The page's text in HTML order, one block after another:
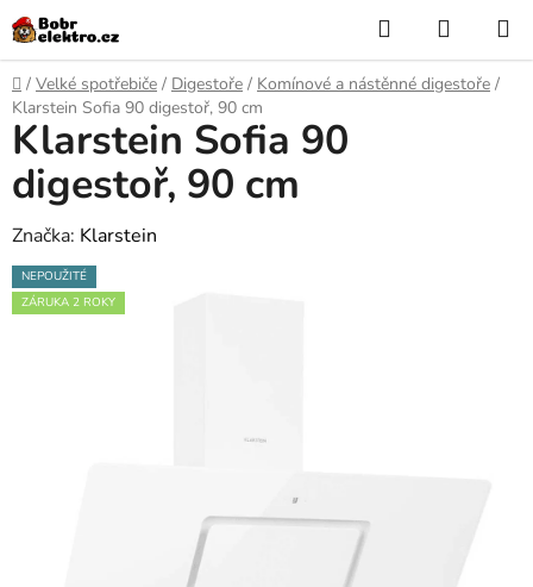
Přejít
na
obsah
Hledat
KOŠÍK
Domů
/ Velké spotřebiče / Digestoře / Komínové a nástěnné digestoře /
Klarstein Sofia 90 digestoř, 90 cm
Klarstein Sofia 90
digestoř, 90 cm
Značka: Klarstein
NEPOUŽITÉ
ZÁRUKA 2 ROKY